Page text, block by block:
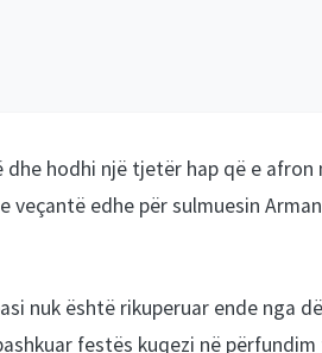
hodhi një tjetër hap që e afron
veçantë edhe për sulmuesin
nuk është rikuperuar ende nga
festës kuqezi në përfundim